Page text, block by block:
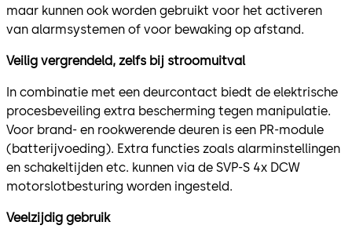
maar kunnen ook worden gebruikt voor het activeren
van alarmsystemen of voor bewaking op afstand.
Veilig vergrendeld, zelfs bij stroomuitval
In combinatie met een deurcontact biedt de elektrische
procesbeveiling extra bescherming tegen manipulatie.
Voor brand- en rookwerende deuren is een PR-module
(batterijvoeding). Extra functies zoals alarminstellingen
en schakeltijden etc. kunnen via de SVP-S 4x DCW
motorslotbesturing worden ingesteld.
Veelzijdig gebruik